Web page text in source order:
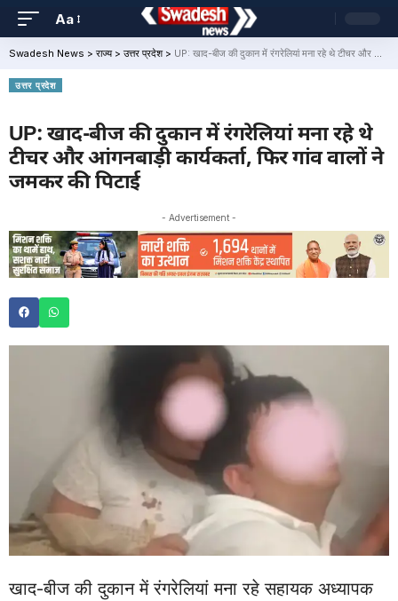
Aa
Swadesh News > राज्य> उत्तर प्रदेश> UP: खाद-बीज की दुकान में रंगरेलियां मना रहे थे टीचर और आंगनबाड़ी कार्यकर्ता, फिर गांव वालों ने जमकर की पिटाई
उत्तर प्रदेश
UP: खाद-बीज की दुकान में रंगरेलियां मना रहे थे
टीचर और आंगनबाड़ी कार्यकर्ता, फिर गांव वालों ने
जमकर की पिटाई
- Advertisement -
खाद-बीज की दुकान में रंगरेलियां मना रहे सहायक अध्यापक